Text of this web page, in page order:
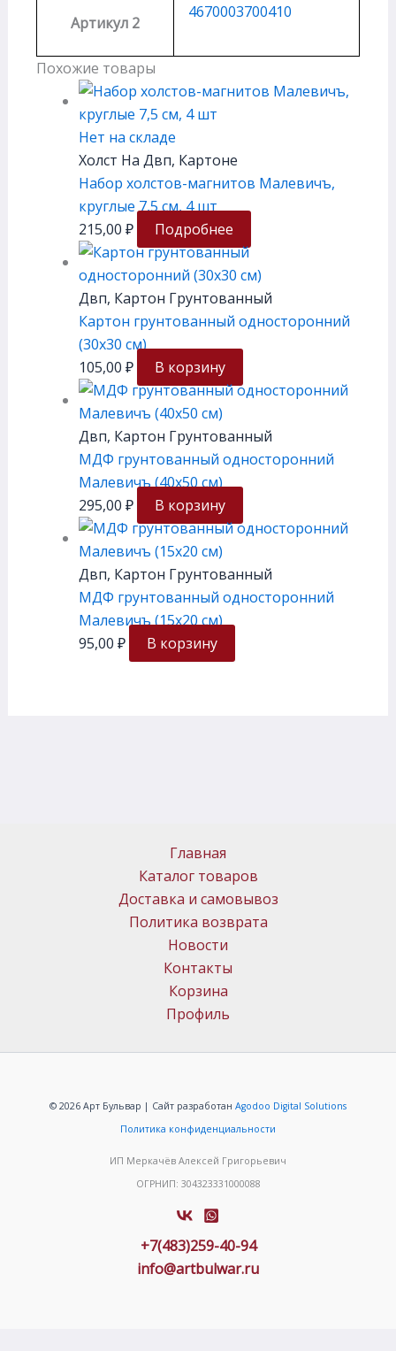
Артикул 2
4670003700410
Похожие товары
Нет на складе
Холст На Двп, Картоне
Набор холстов-магнитов Малевичъ,
круглые 7,5 см, 4 шт
215,00 ₽ Подробнее
Двп, Картон Грунтованный
Картон грунтованный односторонний
(30х30 см)
105,00 ₽ В корзину
Двп, Картон Грунтованный
МДФ грунтованный односторонний
Малевичъ (40х50 см)
295,00 ₽ В корзину
Двп, Картон Грунтованный
МДФ грунтованный односторонний
Малевичъ (15х20 см)
95,00 ₽ В корзину
Главная
Каталог товаров
Доставка и самовывоз
Политика возврата
Новости
Контакты
Корзина
Профиль
© 2026 Арт Бульвар | Сайт разработан Agodoo Digital Solutions
Политика конфиденциальности
ИП Меркачёв Алексей Григорьевич
ОГРНИП: 304323331000088
+7(483)259-40-94
info@artbulwar.ru